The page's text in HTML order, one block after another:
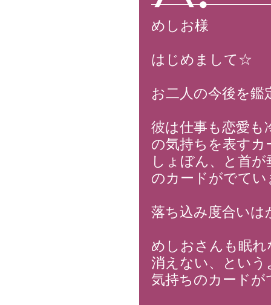
めしお様
はじめまして☆
お二人の今後を
彼は仕事も恋愛
の気持ちを表すカ
しょぼん、と首
のカードがでてい
落ち込み度合い
めしおさんも眠
消えない、という
気持ちのカード